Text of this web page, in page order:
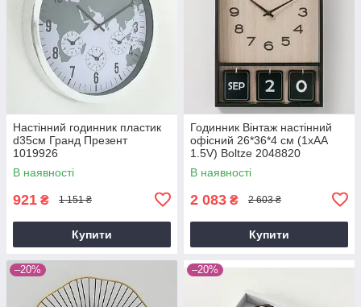
Настінний годинник пластик
d35см Гранд Презент
1019926
В наявності
921 ₴ 1 151 ₴
Купити
Годинник Вінтаж настінний
офісний 26*36*4 см (1xAA
1.5V) Boltze 2048820
В наявності
2 083 ₴ 2 603 ₴
Купити
–20% –20%